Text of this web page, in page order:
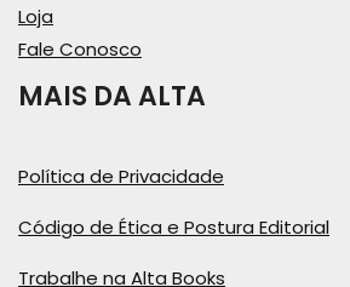
Loja
Fale Conosco
MAIS DA ALTA
Política de Privacidade
Código de Ética e Postura Editorial
Trabalhe na Alta Books